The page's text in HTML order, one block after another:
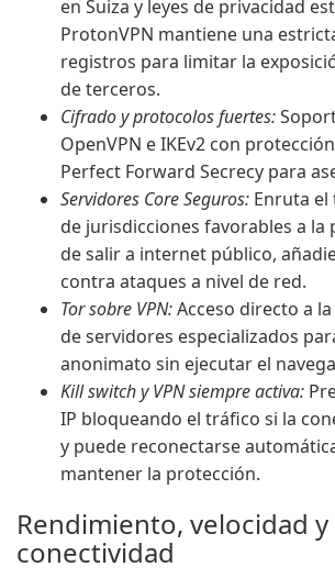
en Suiza y leyes de privacidad
ProtonVPN mantiene una
registros para limitar la
de terceros.
Cifrado y protocolos fuertes:
OpenVPN e IKEv2 con
Perfect Forward Secrecy para
Servidores Core Seguros: Enruta
de jurisdicciones favorables a la
de salir a internet público,
contra ataques a nivel de red.
Tor sobre VPN:Acceso directo a
de servidores especializados
anonimato sin ejecutar el
Kill switch y VPN siempre activa:
IP bloqueando el tráfico si la
y puede reconectarse
mantener la protección.
Rendimiento, velocidad y
conectividad